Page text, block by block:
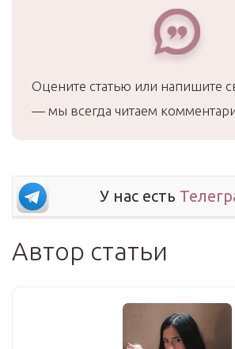
Оцените статью или напишите
— мы всегда читаем
У нас есть
Автор статьи